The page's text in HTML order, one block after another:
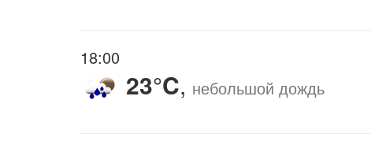
18:00
23°C, небольшой дождь